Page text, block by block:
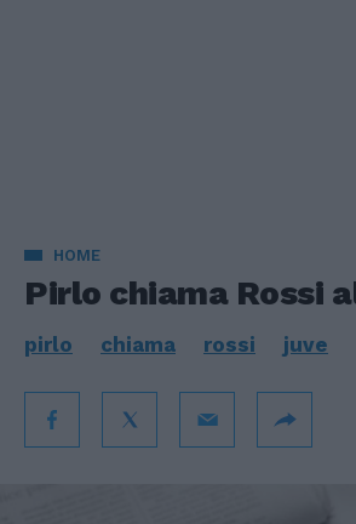
HOME
Pirlo chiama Rossi
pirlo chiama rossi juve